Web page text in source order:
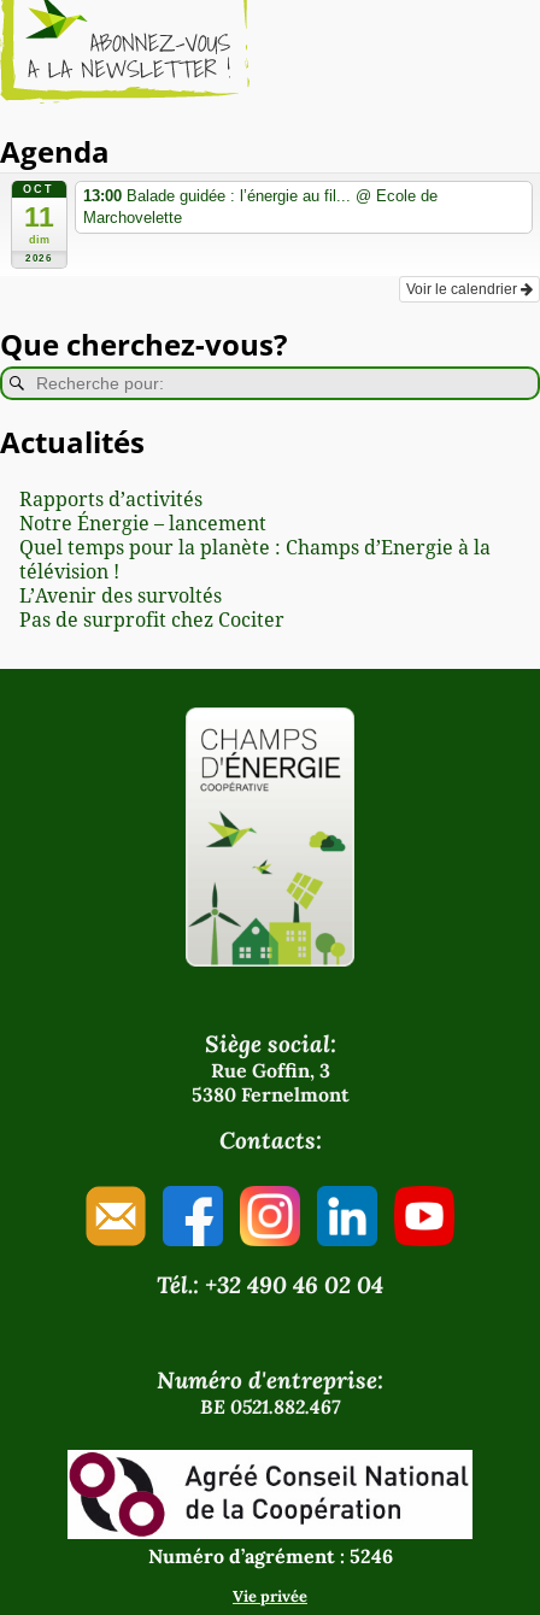
Agenda
OCT
11
dim
2026
13:00 Balade guidée : l’énergie au fil... @ Ecole de
Marchovelette
Voir le calendrier
Que cherchez-vous?
Actualités
Rapports d’activités
Notre Énergie – lancement
Quel temps pour la planète : Champs d’Energie à la
télévision !
L’Avenir des survoltés
Pas de surprofit chez Cociter
Siège social:
Rue Goffin, 3
5380 Fernelmont
Contacts:
Tél.: +32 490 46 02 04
Numéro d'entreprise:
BE 0521.882.467
Numéro d’agrément : 5246
Vie privée